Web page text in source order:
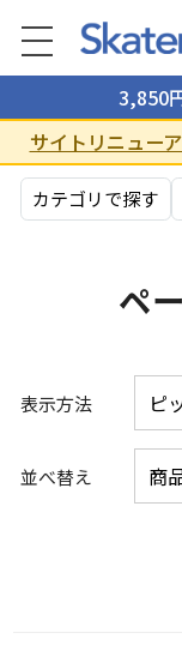
3,850
サイトリニュー
カテゴリで探す
ペ
表示方法
並べ替え